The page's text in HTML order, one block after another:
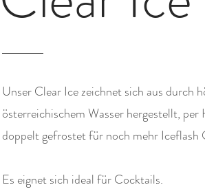
Unser Clear Ice zeichnet sich aus durch
österreichischem Wasser hergestellt,
doppelt gefrostet für noch mehr Iceflash
Es eignet sich ideal für Cocktails.